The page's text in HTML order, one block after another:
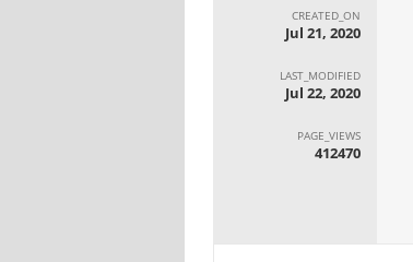
CREATED_ON
Jul 21, 2020
LAST_MODIFIED
Jul 22, 2020
PAGE_VIEWS
412470